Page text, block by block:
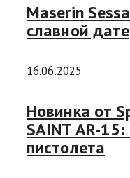
Maserin
славной дате
16.06.2025
Новинка от
SAINT AR-
пистолета